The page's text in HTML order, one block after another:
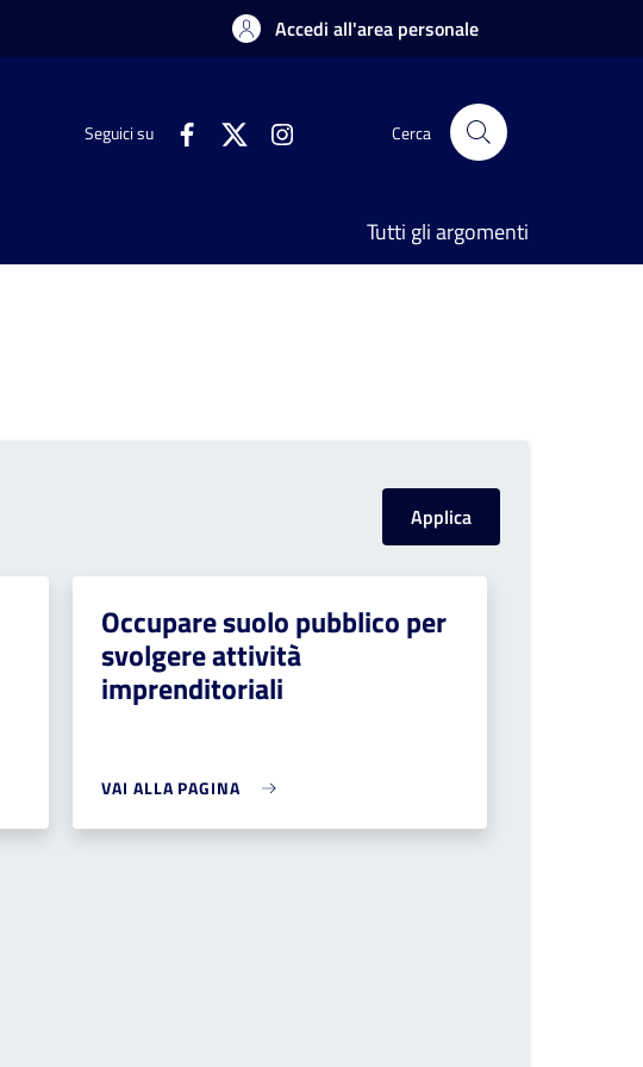
Accedi all'area personale
Seguici su Cerca
Tutti gli argomenti
Occupare suolo pubblico per
svolgere attività
imprenditoriali
VAI ALLA PAGINA